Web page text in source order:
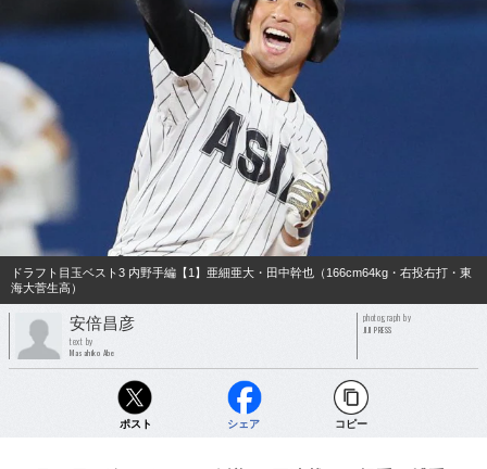
ドラフト目玉ベスト3 内野手編【1】亜細亜大・田中幹也（166cm64kg・右投右打・東
海大菅生高）
安倍昌彦
text by
Masahiko Abe
photograph by
JIJI PRESS
ポスト シェア コピー